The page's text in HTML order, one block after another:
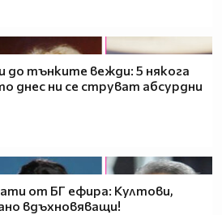
до тънките вежди: 5 някога
днес ни се струват абсурдни
от БГ ефира: Култови,
вдъхновяващи!